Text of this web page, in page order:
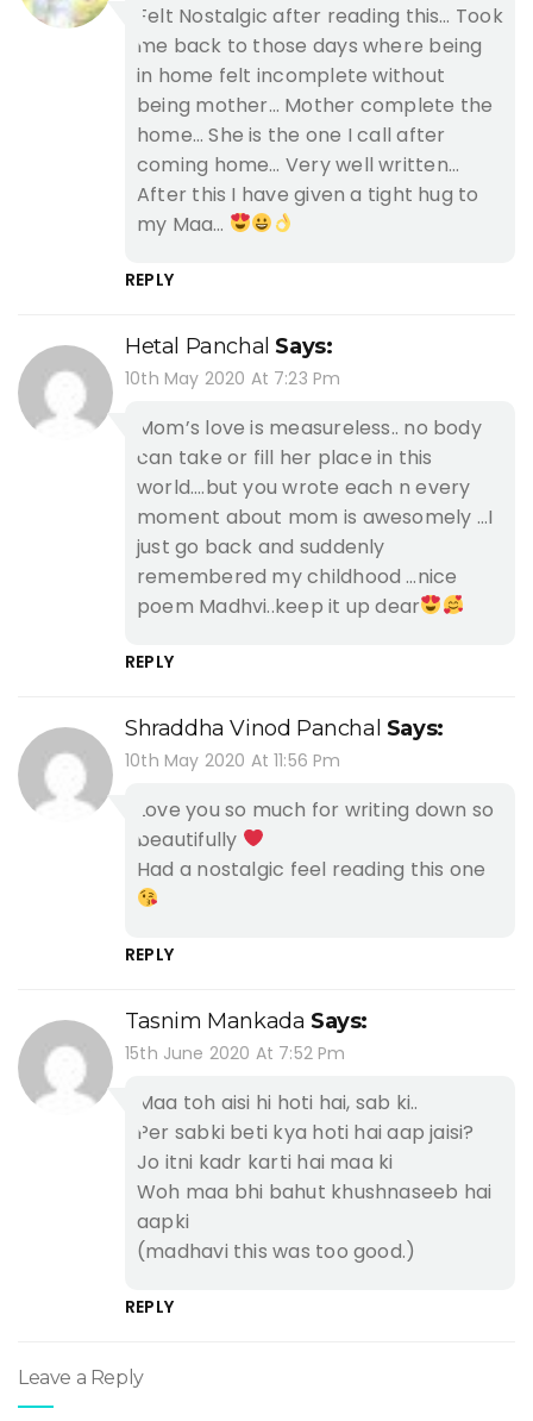
Felt Nostalgic after reading this… Took
me back to those days where being
in home felt incomplete without
being mother… Mother complete the
home… She is the one I call after
coming home… Very well written…
After this I have given a tight hug to
my Maa…
REPLY
Hetal Panchal Says:
10th May 2020 At 7:23 Pm
Mom’s love is measureless.. no body
can take or fill her place in this
world….but you wrote each n every
moment about mom is awesomely …I
just go back and suddenly
remembered my childhood …nice
poem Madhvi..keep it up dear
REPLY
Shraddha Vinod Panchal Says:
10th May 2020 At 11:56 Pm
Love you so much for writing down so
beautifully
Had a nostalgic feel reading this one
REPLY
Tasnim Mankada Says:
15th June 2020 At 7:52 Pm
Maa toh aisi hi hoti hai, sab ki..
Per sabki beti kya hoti hai aap jaisi?
Jo itni kadr karti hai maa ki
Woh maa bhi bahut khushnaseeb hai
aapki
(madhavi this was too good.)
REPLY
Leave a Reply